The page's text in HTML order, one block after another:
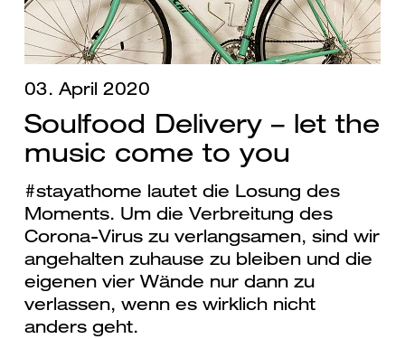
03. April 2020
Soulfood Delivery – let the
music come to you
#stayathome lautet die Losung des
Moments. Um die Verbreitung des
Corona-Virus zu verlangsamen, sind wir
angehalten zuhause zu bleiben und die
eigenen vier Wände nur dann zu
verlassen, wenn es wirklich nicht
anders geht.